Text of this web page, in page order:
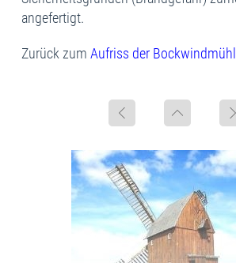
angefertigt.
Zurück zum Aufriss der